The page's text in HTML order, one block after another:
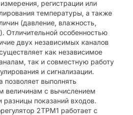
регистрации или
температуры, а также
(давление, влажность,
Отличительной особенностью
двух независимых каналов
как независимое
так и совместную работу
и сигнализации.
позволяет выполнять
величинам с вычислением
разницы показаний входов.
2ТРМ1 работает с